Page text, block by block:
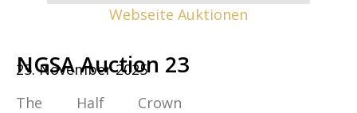
Webseite Auktionen
NGSA Auction 23
25. November 2025
The Half Crown